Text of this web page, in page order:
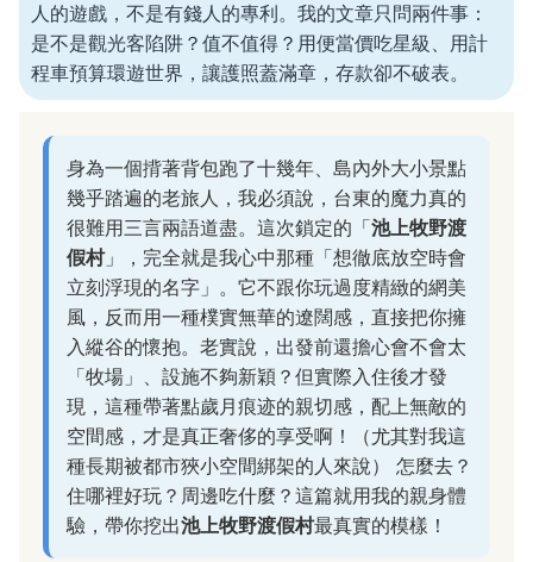
人的遊戲，不是有錢人的專利。我的文章只問兩件事：
是不是觀光客陷阱？值不值得？用便當價吃星級、用計
程車預算環遊世界，讓護照蓋滿章，存款卻不破表。
身為一個揹著背包跑了十幾年、島內外大小景點
幾乎踏遍的老旅人，我必須說，台東的魔力真的
很難用三言兩語道盡。這次鎖定的「池上牧野渡
假村」，完全就是我心中那種「想徹底放空時會
立刻浮現的名字」。它不跟你玩過度精緻的網美
風，反而用一種樸實無華的遼闊感，直接把你擁
入縱谷的懷抱。老實說，出發前還擔心會不會太
「牧場」、設施不夠新穎？但實際入住後才發
現，這種帶著點歲月痕迹的親切感，配上無敵的
空間感，才是真正奢侈的享受啊！（尤其對我這
種長期被都市狹小空間綁架的人來說） 怎麼去？
住哪裡好玩？周邊吃什麼？這篇就用我的親身體
驗，帶你挖出池上牧野渡假村最真實的模樣！